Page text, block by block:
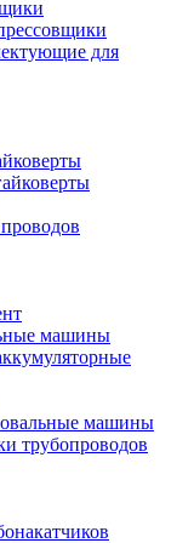
для
машины
машины
трубопроводов